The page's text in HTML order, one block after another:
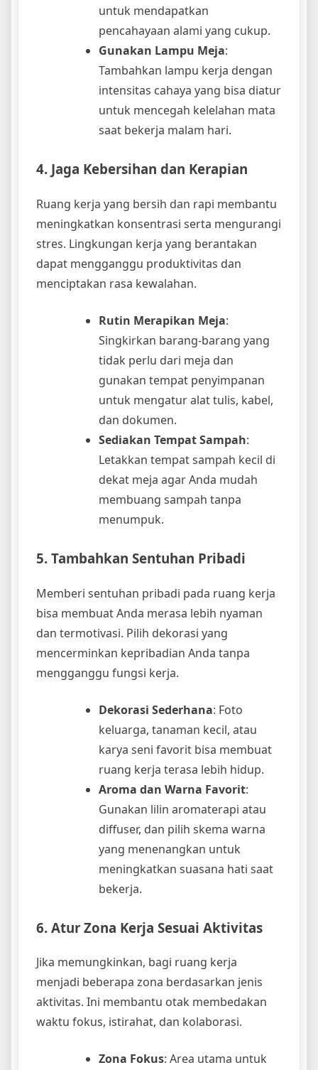
untuk mendapatkan
pencahayaan alami yang cukup.
Gunakan Lampu Meja:
Tambahkan lampu kerja dengan
intensitas cahaya yang bisa diatur
untuk mencegah kelelahan mata
saat bekerja malam hari.
4. Jaga Kebersihan dan Kerapian
Ruang kerja yang bersih dan rapi membantu
meningkatkan konsentrasi serta mengurangi
stres. Lingkungan kerja yang berantakan
dapat mengganggu produktivitas dan
menciptakan rasa kewalahan.
Rutin Merapikan Meja:
Singkirkan barang-barang yang
tidak perlu dari meja dan
gunakan tempat penyimpanan
untuk mengatur alat tulis, kabel,
dan dokumen.
Sediakan Tempat Sampah:
Letakkan tempat sampah kecil di
dekat meja agar Anda mudah
membuang sampah tanpa
menumpuk.
5. Tambahkan Sentuhan Pribadi
Memberi sentuhan pribadi pada ruang kerja
bisa membuat Anda merasa lebih nyaman
dan termotivasi. Pilih dekorasi yang
mencerminkan kepribadian Anda tanpa
mengganggu fungsi kerja.
Dekorasi Sederhana: Foto
keluarga, tanaman kecil, atau
karya seni favorit bisa membuat
ruang kerja terasa lebih hidup.
Aroma dan Warna Favorit:
Gunakan lilin aromaterapi atau
diffuser, dan pilih skema warna
yang menenangkan untuk
meningkatkan suasana hati saat
bekerja.
6. Atur Zona Kerja Sesuai Aktivitas
Jika memungkinkan, bagi ruang kerja
menjadi beberapa zona berdasarkan jenis
aktivitas. Ini membantu otak membedakan
waktu fokus, istirahat, dan kolaborasi.
Zona Fokus: Area utama untuk